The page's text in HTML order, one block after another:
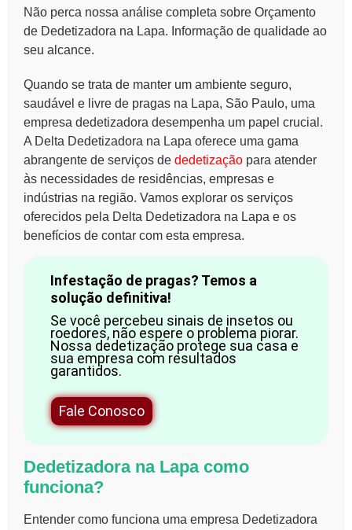
Não perca nossa análise completa sobre Orçamento
de Dedetizadora na Lapa. Informação de qualidade ao
seu alcance.
Quando se trata de manter um ambiente seguro,
saudável e livre de pragas na Lapa, São Paulo, uma
empresa dedetizadora desempenha um papel crucial.
A Delta Dedetizadora na Lapa oferece uma gama
abrangente de serviços de dedetização para atender
às necessidades de residências, empresas e
indústrias na região. Vamos explorar os serviços
oferecidos pela Delta Dedetizadora na Lapa e os
benefícios de contar com esta empresa.
Infestação de pragas? Temos a
solução definitiva!
Se você percebeu sinais de insetos ou
roedores, não espere o problema piorar.
Nossa dedetização protege sua casa e
sua empresa com resultados
garantidos.
Fale Conosco
Dedetizadora na Lapa como
funciona?
Entender como funciona uma empresa Dedetizadora